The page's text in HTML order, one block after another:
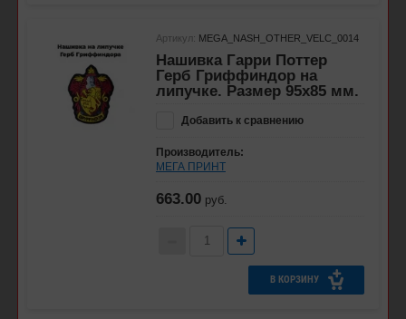
Артикул: MEGA_NASH_OTHER_VELC_0014
Нашивка Гарри Поттер
Герб Гриффиндор на
липучке. Размер 95x85 мм.
Добавить к сравнению
Производитель:
МЕГА ПРИНТ
663.00 руб.
В КОРЗИНУ